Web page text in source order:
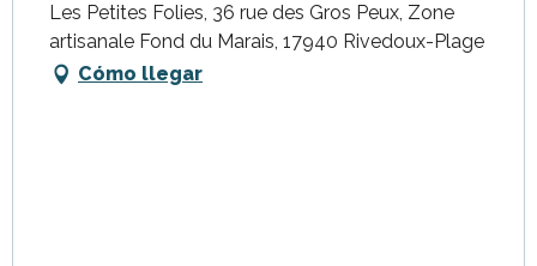
Les Petites Folies, 36 rue des Gros Peux, Zone
artisanale Fond du Marais, 17940 Rivedoux-Plage
Cómo llegar